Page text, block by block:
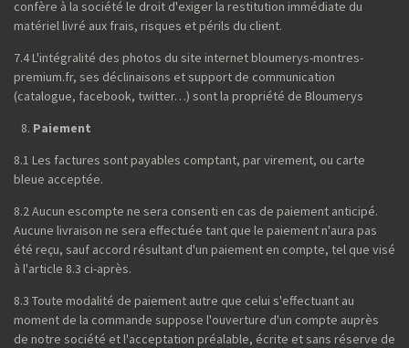
confère à la société le droit d'exiger la restitution immédiate du
matériel livré aux frais, risques et périls du client.
7.4 L'intégralité des photos du site internet bloumerys-montres-
premium.fr, ses déclinaisons et support de communication
(catalogue, facebook, twitter…) sont la propriété de Bloumerys
Paiement
8.1 Les factures sont payables comptant, par virement, ou carte
bleue acceptée.
8.2 Aucun escompte ne sera consenti en cas de paiement anticipé.
Aucune livraison ne sera effectuée tant que le paiement n'aura pas
été reçu, sauf accord résultant d'un paiement en compte, tel que visé
à l'article 8.3 ci-après.
8.3 Toute modalité de paiement autre que celui s'effectuant au
moment de la commande suppose l'ouverture d'un compte auprès
de notre société et l'acceptation préalable, écrite et sans réserve de